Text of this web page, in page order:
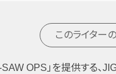
このライター
OPS」を提供する、